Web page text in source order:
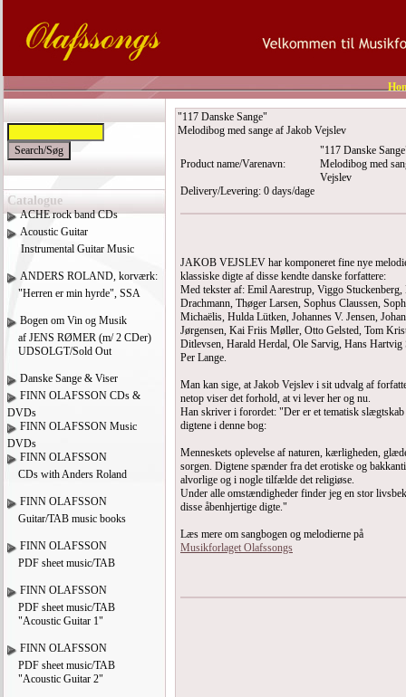
Catalogue
ACHE rock band CDs
Acoustic Guitar
Instrumental Guitar Music
ANDERS ROLAND, korværk:
"Herren er min hyrde", SSA
Bogen om Vin og Musik
af JENS RØMER (m/ 2 CDer)
UDSOLGT/Sold Out
Danske Sange & Viser
FINN OLAFSSON CDs &
DVDs
FINN OLAFSSON Music
DVDs
FINN OLAFSSON
CDs with Anders Roland
FINN OLAFSSON
Guitar/TAB music books
FINN OLAFSSON
PDF sheet music/TAB
FINN OLAFSSON
PDF sheet music/TAB
"Acoustic Guitar 1"
FINN OLAFSSON
PDF sheet music/TAB
"Acoustic Guitar 2"
"117 Danske Sange"
Melodibog med sange af Jakob Vejslev
Product name/Varenavn:
"117 Danske
Melodibog med
Vejslev
Delivery/Levering: 0 days/dage
JAKOB VEJSLEV har komponeret fine nye
klassiske digte af disse kendte danske forfattere:
Med tekster af: Emil Aarestrup, Viggo Stuckenberg,
Drachmann, Thøger Larsen, Sophus Claussen,
Michaëlis, Hulda Lütken, Johannes V. Jensen,
Jørgensen, Kai Friis Møller, Otto Gelsted, Tom
Ditlevsen, Harald Herdal, Ole Sarvig, Hans
Per Lange.
Man kan sige, at Jakob Vejslev i sit udvalg af
netop viser det forhold, at vi lever her og nu.
Han skriver i forordet: "Der er et tematisk slægtskab
digtene i denne bog:
Menneskets oplevelse af naturen, kærligheden,
sorgen. Digtene spænder fra det erotiske og
alvorlige og i nogle tilfælde det religiøse.
Under alle omstændigheder finder jeg en stor
disse åbenhjertige digte."
Læs mere om sangbogen og melodierne på
Musikforlaget Olafssongs